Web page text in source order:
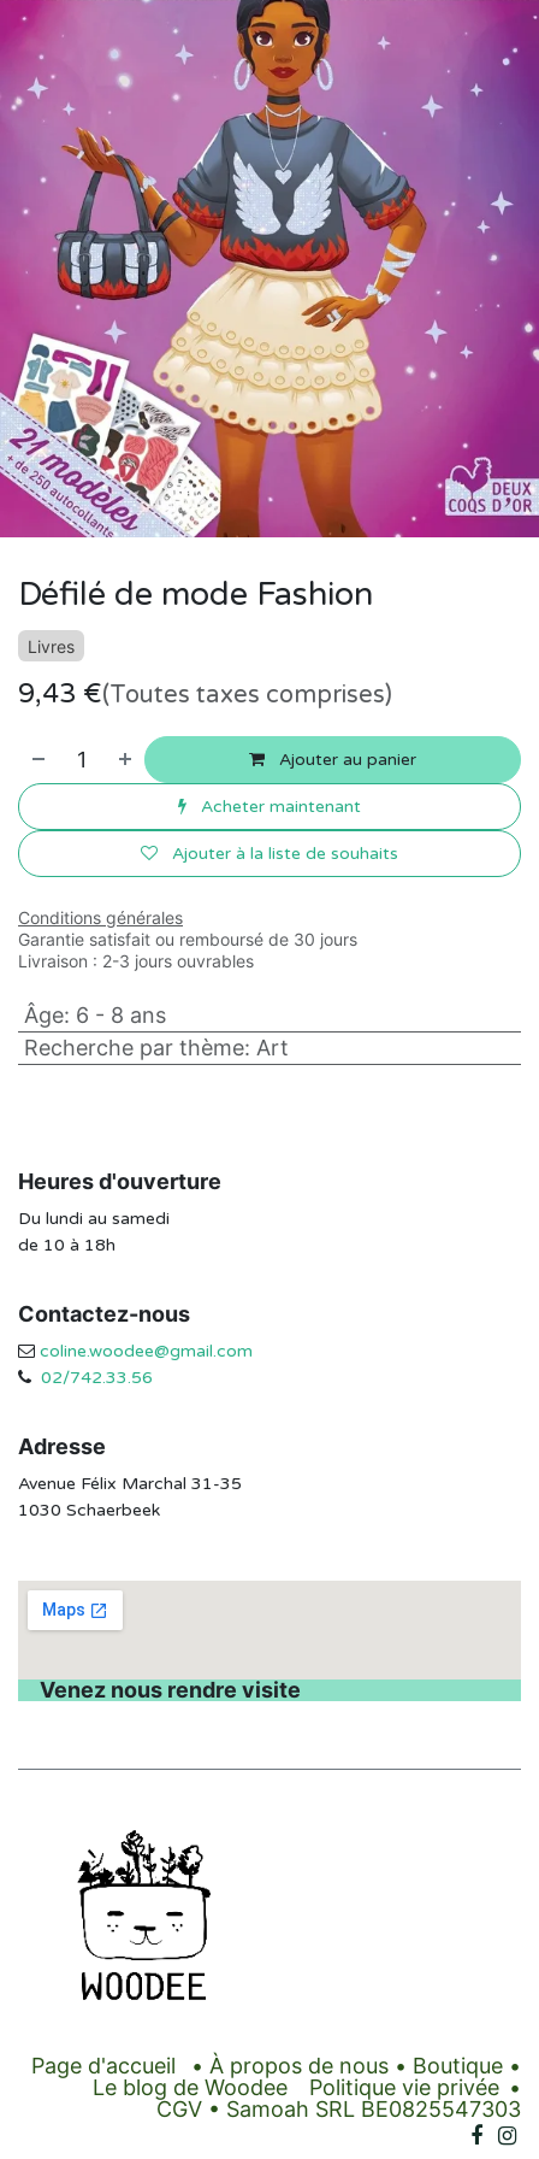
Défilé de mode Fashion
Livres
9,43 €(Toutes taxes comprises)
Ajouter au panier
Acheter maintenant
Ajouter à la liste de souhaits
Conditions générales
Garantie satisfait ou remboursé de 30 jours
Livraison : 2-3 jours ouvrables
Âge: 6 - 8 ans
Recherche par thème: Art
Heures d'ouverture
Du lundi au samedi
de 10 à 18h
Contactez-nous
coline.woodee@gmail.com
02/742.33.56
Adresse
Avenue Félix Marchal 31-35
1030 Schaerbeek
Venez nous rendre visite
Page d'accueil • À propos de nous • Boutique •
Le blog de Woodee
Politique vie privée •
CGV • Samoah SRL BE0825547303